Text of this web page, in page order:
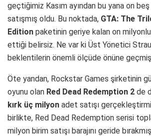
geçtiğimiz Kasım ayından bu yana on
satışmış oldu. Bu noktada, GTA: The
Edition paketinin geriye kalan on
ettiği belirsiz. Ne var ki Üst Yönetici
beklentilerin önemli ölçüde önüne
Öte yandan, Rockstar Games şirketinin
oyunu olan Red Dead Redemption 2 de
kırk üç milyon adet satışı
birlikte, Red Dead Redemption serisi
milyon birim satışı barajını geride